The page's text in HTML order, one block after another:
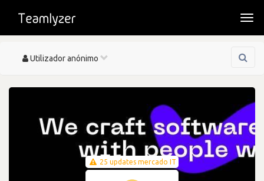
Toggle
Utilizador anónimo
25 updates mercado IT